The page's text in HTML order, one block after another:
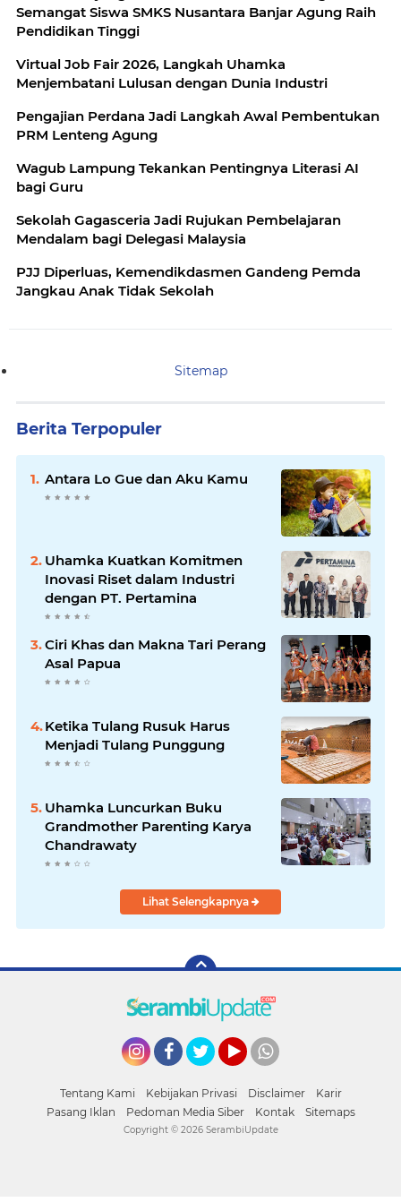
Semangat Siswa SMKS Nusantara Banjar Agung Raih
Pendidikan Tinggi
Virtual Job Fair 2026, Langkah Uhamka
Menjembatani Lulusan dengan Dunia Industri
Pengajian Perdana Jadi Langkah Awal Pembentukan
PRM Lenteng Agung
Wagub Lampung Tekankan Pentingnya Literasi AI
bagi Guru
Sekolah Gagasceria Jadi Rujukan Pembelajaran
Mendalam bagi Delegasi Malaysia
PJJ Diperluas, Kemendikdasmen Gandeng Pemda
Jangkau Anak Tidak Sekolah
Sitemap
Berita Terpopuler
Antara Lo Gue dan Aku Kamu
Uhamka Kuatkan Komitmen
Inovasi Riset dalam Industri
dengan PT. Pertamina
Ciri Khas dan Makna Tari Perang
Asal Papua
Ketika Tulang Rusuk Harus
Menjadi Tulang Punggung
Uhamka Luncurkan Buku
Grandmother Parenting Karya
Chandrawaty
Lihat Selengkapnya
Tentang Kami Kebijakan Privasi Disclaimer
Karir
Pasang Iklan
Pedoman Media Siber Kontak Sitemaps
Copyright © 2026 SerambiUpdate